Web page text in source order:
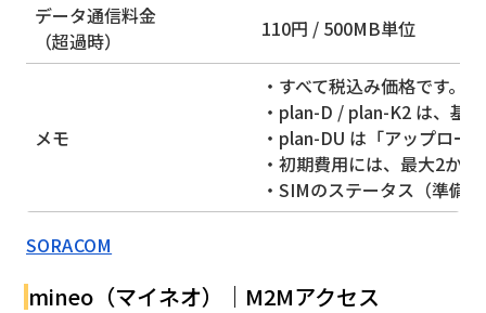
データ通信料金
（超過時）
110円 / 500MB単位
メモ
・すべて税込み価格です。
・plan-D / plan-K2 は、基
・plan-DU は「アップロー
・初期費用には、最大2か
・SIMのステータス（準備
SORACOM
mineo（マイネオ）｜M2Mアクセス